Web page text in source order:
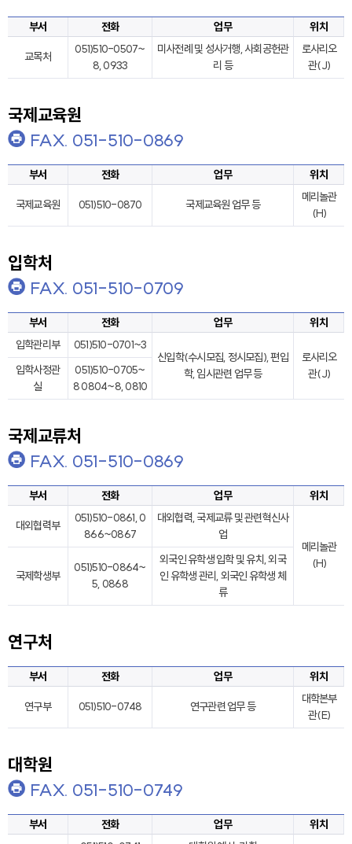
부서 전화 업무 위치
교목처
051)510-0507~
8, 0933
미사전례 및 성사거행, 사회공헌관
리 등
로사리오
관(J)
국제교육원
FAX. 051-510-0869
부서 전화 업무 위치
국제교육원 051)510-0870 국제교육원 업무 등
메리놀관
(H)
입학처
FAX. 051-510-0709
부서 전화 업무
위치
입학관리부
051)510-0701~3
신입학(수시모집, 정시모집), 편입
학, 임시관련 업무 등
로사리오
관(J)
입학사정관
실
051)510-0705~
8 0804~8, 0810
국제교류처
FAX. 051-510-0869
부서 전화 업무 위치
대외협력부
051)510-0861, 0
866~0867
대외협력, 국제교류 및 관련혁신사
업
메리놀관
(H)
국제학생부
051)510-0864~
5, 0868
외국인 유학생 입학 및 유치, 외국
인 유학생 관리, 외국인 유학생 체
류
연구처
부서 전화 업무 위치
연구부 051)510-0748 연구관련 업무 등
대학본부
관(E)
대학원
FAX. 051-510-0749
부서 전화 업무
위치